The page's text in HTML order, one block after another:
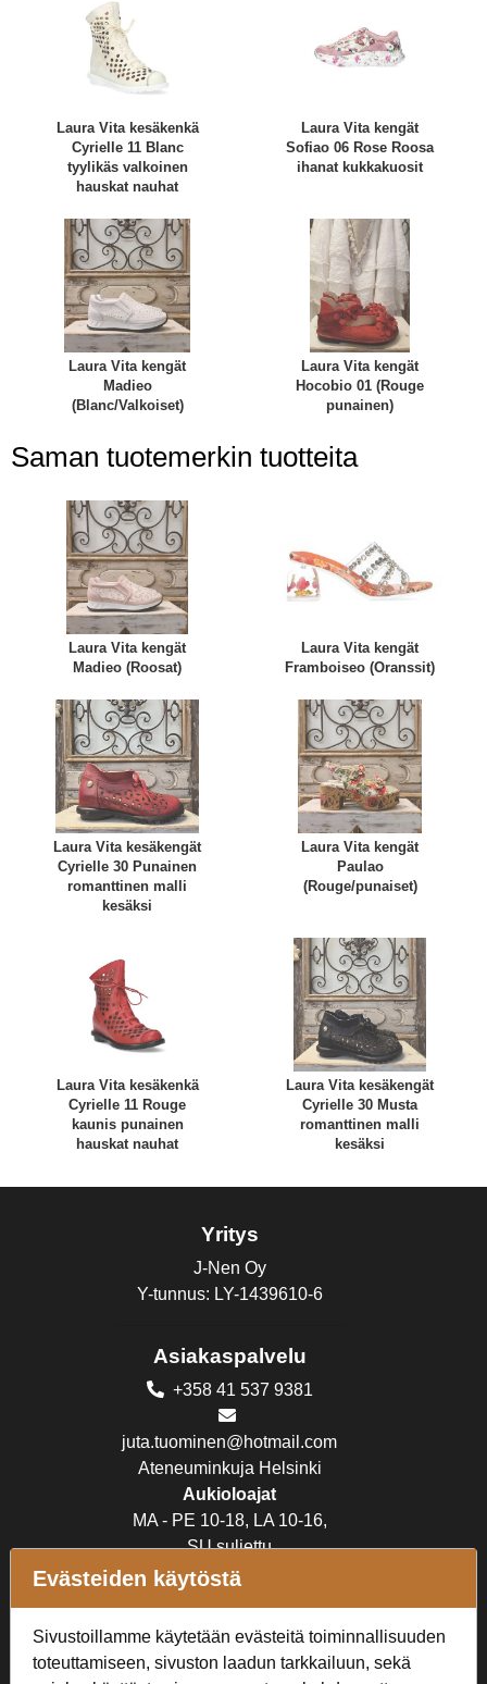
Laura Vita kesäkenkä
Cyrielle 11 Blanc
tyylikäs valkoinen
hauskat nauhat
Laura Vita kengät
Sofiao 06 Rose Roosa
ihanat kukkakuosit
Laura Vita kengät
Madieo
(Blanc/Valkoiset)
Laura Vita kengät
Hocobio 01 (Rouge
punainen)
Saman tuotemerkin tuotteita
Laura Vita kengät
Madieo (Roosat)
Laura Vita kengät
Framboiseo (Oranssit)
Laura Vita kesäkengät
Cyrielle 30 Punainen
romanttinen malli
kesäksi
Laura Vita kengät
Paulao
(Rouge/punaiset)
Laura Vita kesäkenkä
Cyrielle 11 Rouge
kaunis punainen
hauskat nauhat
Laura Vita kesäkengät
Cyrielle 30 Musta
romanttinen malli
kesäksi
Yritys
J-Nen Oy
Y-tunnus: LY-1439610-6
Asiakaspalvelu
+358 41 537 9381
juta.tuominen@hotmail.com
Ateneuminkuja Helsinki
Aukioloajat
MA - PE 10-18, LA 10-16,
SU suljettu
Verkkokauppa
Tilaus- ja toimitusehdot
Rekisteriseloste
Evästeiden käytöstä
Sivustoillamme käytetään evästeitä toiminnallisuuden
toteuttamiseen, sivuston laadun tarkkailuun, sekä